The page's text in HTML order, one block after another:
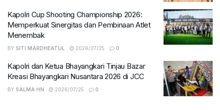
Kapolri Cup Shooting Championship 2026:
Memperkuat Sinergitas dan Pembinaan Atlet
Menembak
BY SITI MARDHEATUL 2026/07/25 0
Kapolri dan Ketua Bhayangkari Tinjau Bazar
Kreasi Bhayangkari Nusantara 2026 di JCC
BY SALMA HN 2026/07/25 0